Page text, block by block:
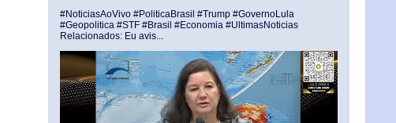
#NoticiasAoVivo #PoliticaBrasil #Trump #GovernoLula
#Geopolitica #STF #Brasil #Economia #UltimasNoticias
Relacionados: Eu avis...